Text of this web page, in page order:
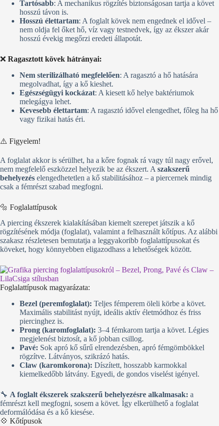
Tartósabb: A mechanikus rögzítés biztonságosan tartja a követ
hosszú távon is.
Hosszú élettartam: A foglalt kövek nem engednek el idővel –
nem oldja fel őket hő, víz vagy testnedvek, így az ékszer akár
hosszú évekig megőrzi eredeti állapotát.
❌ Ragasztott kövek hátrányai:
Nem sterilizálható megfelelően: A ragasztó a hő hatására
megolvadhat, így a kő kieshet.
Egészségügyi kockázat: A kiesett kő helye baktériumok
melegágya lehet.
Kevesebb élettartam: A ragasztó idővel elengedhet, főleg ha hő
vagy fizikai hatás éri.
⚠️ Figyelem!
A foglalat akkor is sérülhet, ha a kőre fognak rá vagy túl nagy erővel,
nem megfelelő eszközzel helyezik be az ékszert. A szakszerű
behelyezés elengedhetetlen a kő stabilitásához – a piercernek mindig
csak a fémrészt szabad megfogni.
🔩 Foglalattípusok
A piercing ékszerek kialakításában kiemelt szerepet játszik a kő
rögzítésének módja (foglalat), valamint a felhasznált kőtípus. Az alábbi
szakasz részletesen bemutatja a leggyakoribb foglalattípusokat és
köveket, hogy könnyebben eligazodhass a lehetőségek között.
Foglalattípusok magyarázata:
Bezel (peremfoglalat): Teljes fémperem öleli körbe a követ.
Maximális stabilitást nyújt, ideális aktív életmódhoz és friss
piercinghez is.
Prong (karomfoglalat): 3–4 fémkarom tartja a követ. Légies
megjelenést biztosít, a kő jobban csillog.
Pavé: Sok apró kő sűrű elrendezésben, apró fémgömbökkel
rögzítve. Látványos, szikrázó hatás.
Claw (karomkorona): Díszített, hosszabb karmokkal
kiemelkedőbb látvány. Egyedi, de gondos viselést igényel.
🔧 A foglalt ékszerek szakszerű behelyezésre alkalmasak: a
fémrészt kell megfogni, sosem a követ. Így elkerülhető a foglalat
deformálódása és a kő kiesése.
💠 Kőtípusok